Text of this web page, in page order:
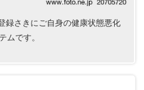
録さきにご自身の健康状態悪化
ムです。